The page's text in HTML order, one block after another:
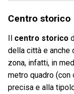
Centro storico
Il centro storico
della città e anche
zona, infatti, in
metro quadro
precisa e alla